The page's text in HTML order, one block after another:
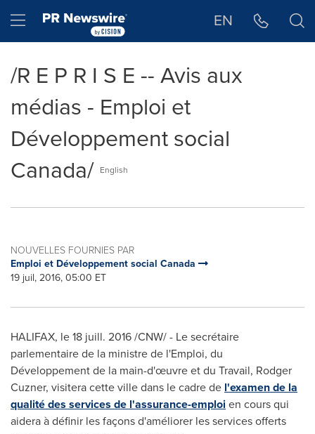
Hamburger menu EN
/R E P R I S E -- Avis aux
médias - Emploi et
Développement social
Canada/ English
NOUVELLES FOURNIES PAR
Emploi et Développement social Canada
19 juil, 2016, 05:00 ET
HALIFAX, le 18 juill. 2016 /CNW/ - Le secrétaire
parlementaire de la ministre de l'Emploi, du
Développement de la main-d'œuvre et du Travail, Rodger
Cuzner, visitera cette ville dans le cadre de l'examen de la
qualité des services de l'assurance-emploien cours qui
aidera à définir les façons d'améliorer les services offerts